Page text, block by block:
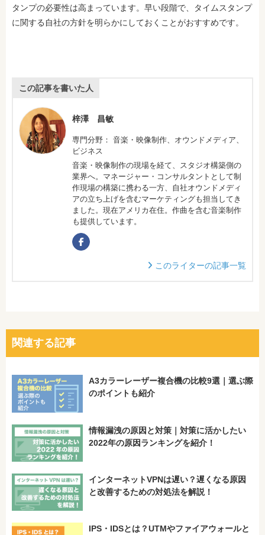
タンプの必要性は高まっています。早い段階で、タイムスタンプ
に関する自社の方針を明らかにしておくことがおすすめです。
この記事を書いた人
梓澤 昌敏
専門分野： 音楽・映像制作、オウンドメディア、
ビジネス
音楽・映像制作の現場を経て、スタジオ構築側の
業界へ。マネージャー・コンサルタントとして制
作現場の構築に携わる一方、自社オウンドメディ
アの立ち上げを含むマーケティングも担当してき
ました。現在アメリカ在住。作曲を含む音楽制作
も提供しています。
このライターの記事一覧
関連する記事
A3カラーレーザー複合機の比較9選｜選ぶ際
のポイントも紹介
情報漏洩の原因と対策｜対策に活かしたい
2022年の原因ランキングを紹介！
インターネットVPNは遅い？遅くなる原因
と改善するための対処法を解説！
IPS・IDSとは？UTMやファイアウォールと